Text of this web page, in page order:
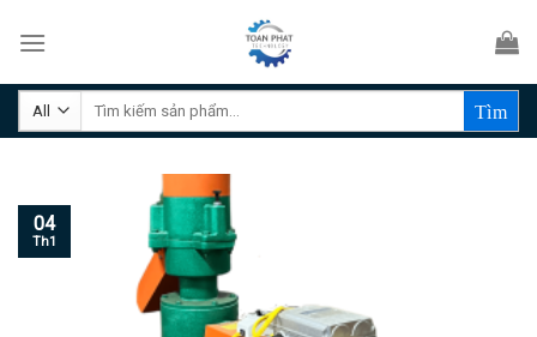
Tìm
04
Th1